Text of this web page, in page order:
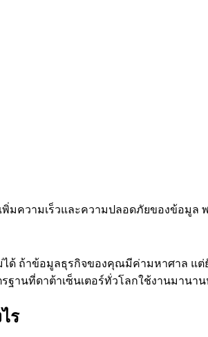
พิ่มความเร็วและความปลอดภัยของข้อมูล
ได้ ถ้าข้อมูลธุรกิจของคุณมีค่ามหาศาล แ
ฐานที่ดาต้าเซ็นเตอร์ทั่วโลกใช้งานมานา
ร